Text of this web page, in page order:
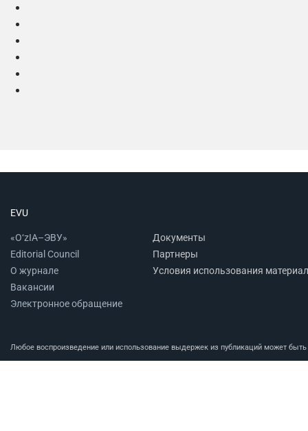
EVU
«O‘zIA–ЭВУ»
Editorial Council
О журнале
Вакансии
Электронное обращение
Документы
Партнеры
Условия использования
Любое воспроизведение или использование выдержек из публикаций может